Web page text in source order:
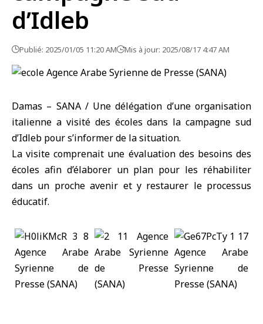
d’Idleb
Publié: 2025/01/05 11:20 AM Mis à jour: 2025/08/17 4:47 AM
Damas – SANA / Une délégation d’une organisation
italienne a visité des écoles dans la campagne sud
d’Idleb pour s’informer de la situation.
La visite comprenait une évaluation des besoins des
écoles afin d’élaborer un plan pour les réhabiliter
dans un proche avenir et y restaurer le processus
éducatif.